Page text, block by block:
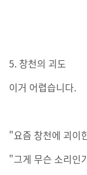
5. 창천의 괴도
이거 어렵습니다.
"요즘 창천에 괴이
"그게 무슨 소리인